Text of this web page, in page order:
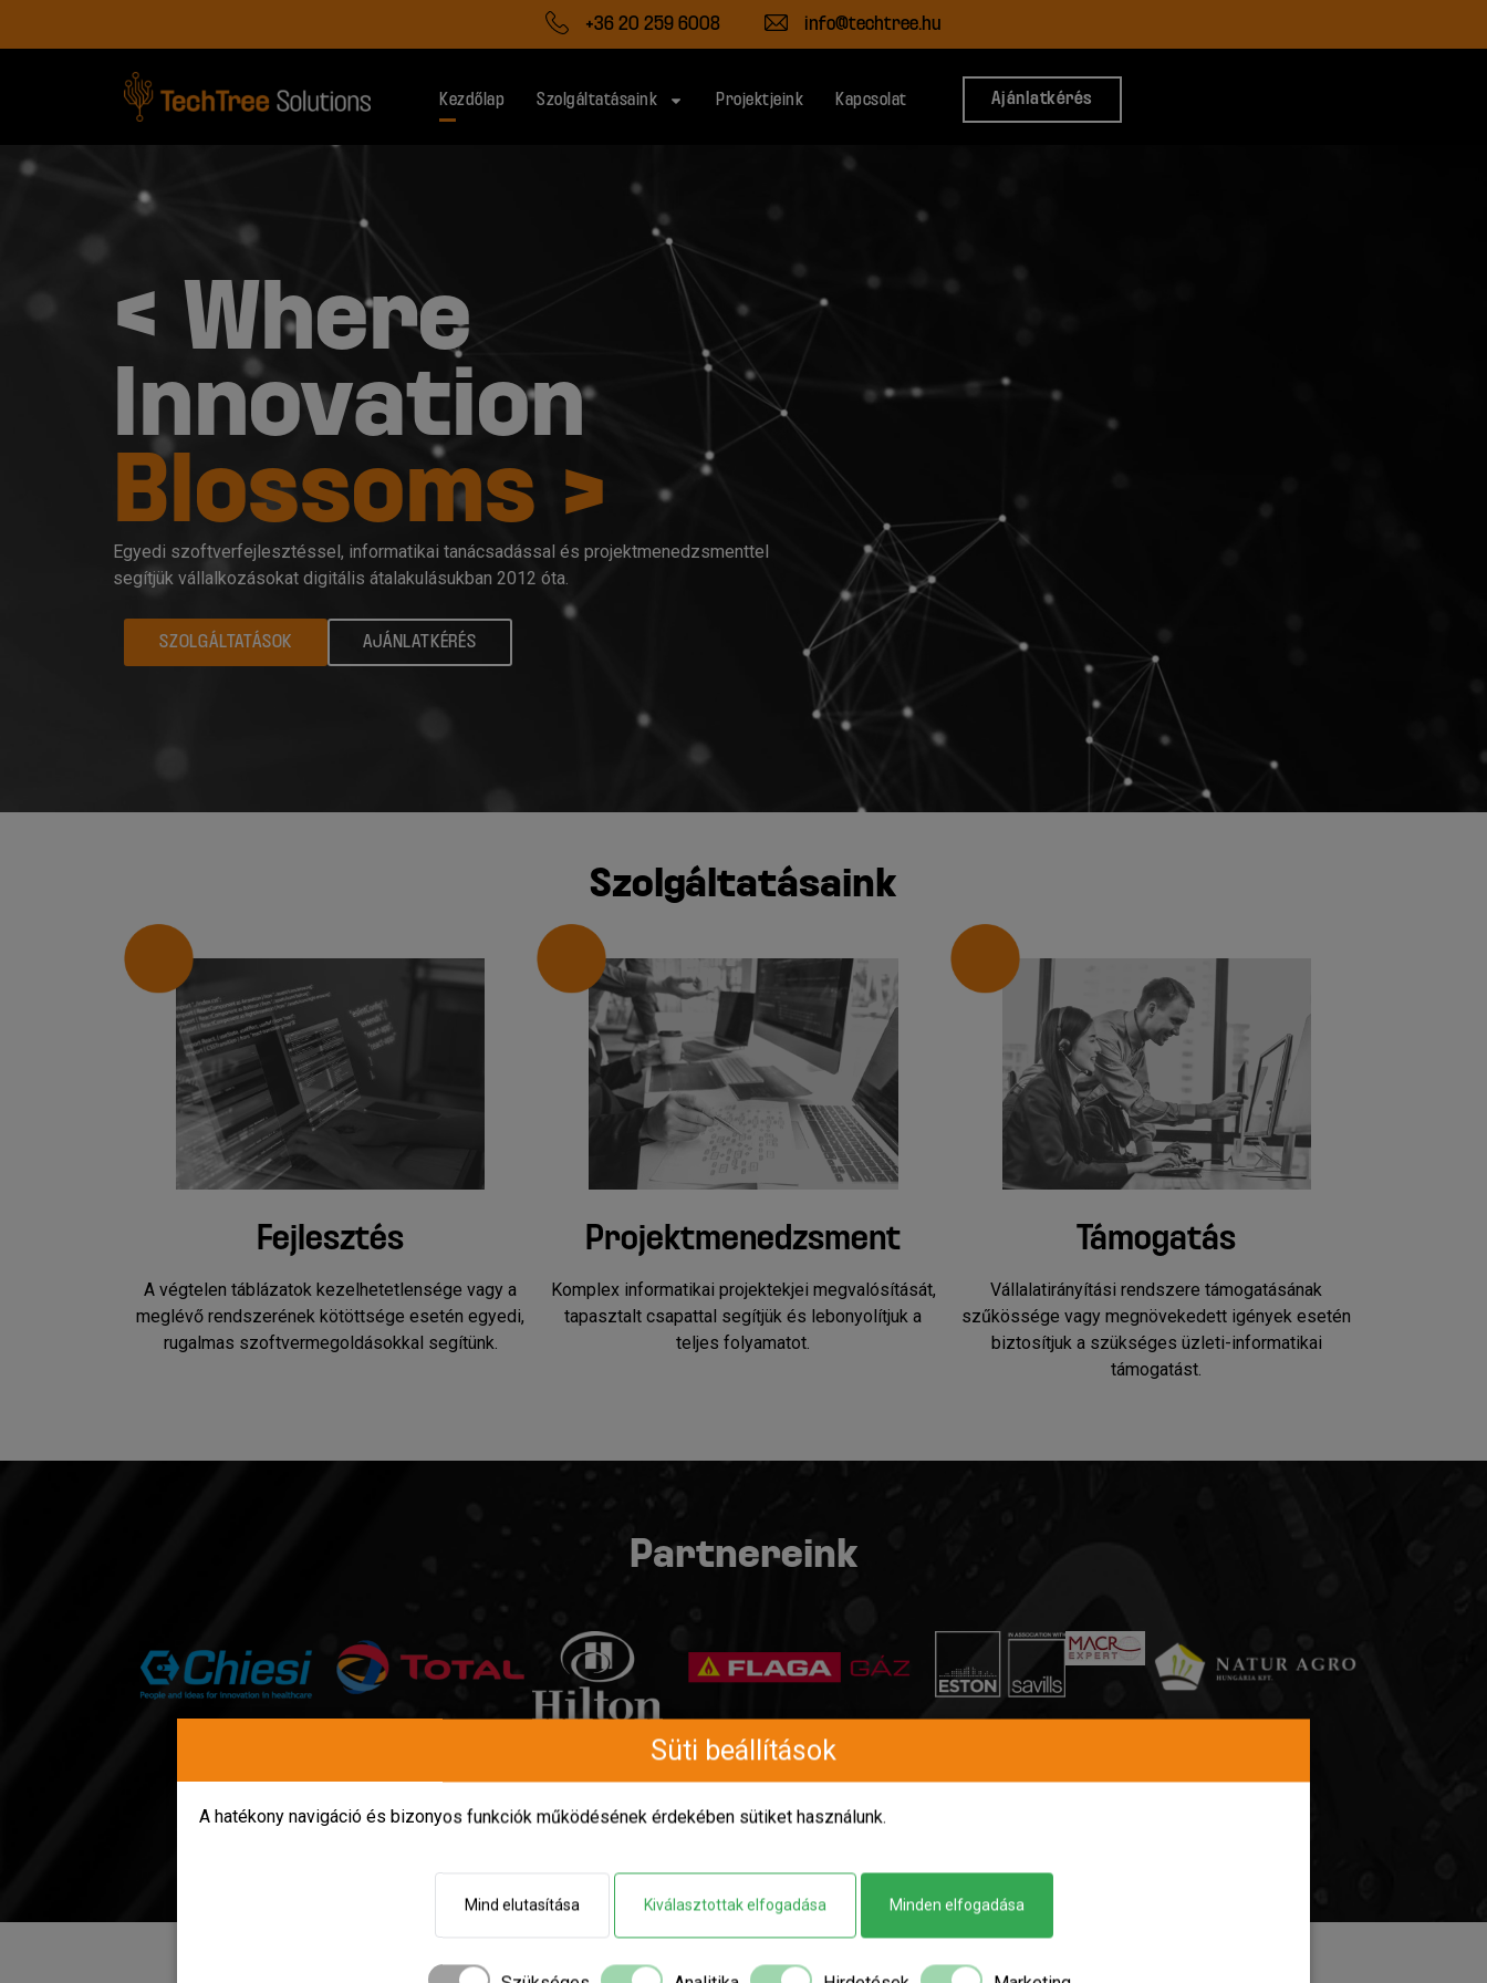
+36 20 259 6008 info@techtree.hu
Kezdőlap Szolgáltatásaink Projektjeink Kapcsolat Ajánlatkérés
< Where
Innovation
Blossoms >
Egyedi szoftverfejlesztéssel, informatikai tanácsadással és projektmenedzsmenttel
segítjük vállalkozásokat digitális átalakulásukban 2012 óta.
SZOLGÁLTATÁSOK AJÁNLATKÉRÉS
Szolgáltatásaink
Fejlesztés
A végtelen táblázatok kezelhetetlensége vagy a
meglévő rendszerének kötöttsége esetén egyedi,
rugalmas szoftvermegoldásokkal segítünk.
Projektmenedzsment
Komplex informatikai projektekjei megvalósítását,
tapasztalt csapattal segítjük és lebonyolítjuk a
teljes folyamatot.
Támogatás
Vállalatirányítási rendszere támogatásának
szűkössége vagy megnövekedett igények esetén
biztosítjuk a szükséges üzleti-informatikai
támogatást.
Partnereink
Süti beállítások
A hatékony navigáció és bizonyos funkciók működésének érdekében sütiket használunk.
Mind elutasítása Kiválasztottak elfogadása Minden elfogadása